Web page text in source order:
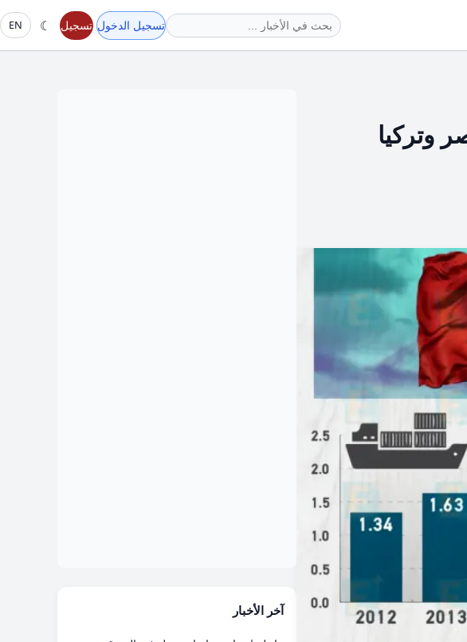
تسجيل الدخول تسجيل ☾
EN
آخر الأخبار